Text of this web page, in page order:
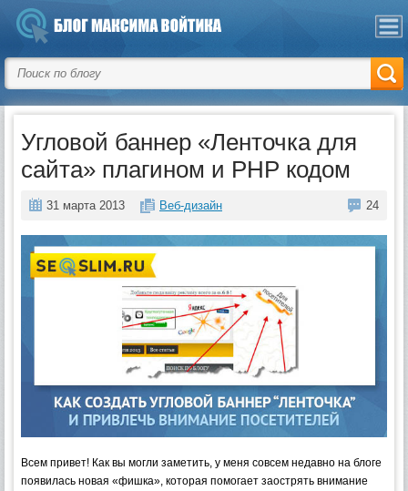
Угловой баннер «Ленточка для
сайта» плагином и PHP кодом
31 марта 2013 Веб-дизайн 24
Всем привет! Как вы могли заметить, у меня совсем недавно на блоге
появилась новая «фишка», которая помогает заострять внимание